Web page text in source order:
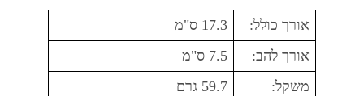
אורך כולל:
17.3 ס"מ
אורך להב:
7.5 ס"מ
משקל:
59.7 גרם